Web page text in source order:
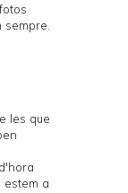
les que
estem a